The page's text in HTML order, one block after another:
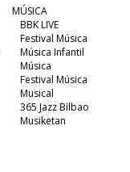
MÚSICA
BBK LIVE
Festival Música
Música Infantil
Música
Festival Música
Musical
365 Jazz Bilbao
Musiketan